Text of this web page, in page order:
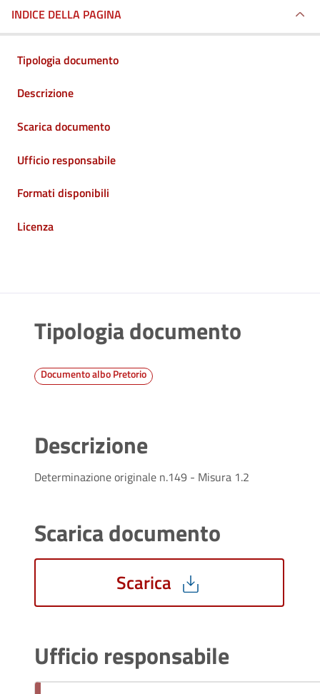
INDICE DELLA PAGINA
Tipologia documento
Descrizione
Scarica documento
Ufficio responsabile
Formati disponibili
Licenza
Tipologia documento
Documento albo Pretorio
Descrizione
Determinazione originale n.149 - Misura 1.2
Scarica documento
Scarica
Ufficio responsabile